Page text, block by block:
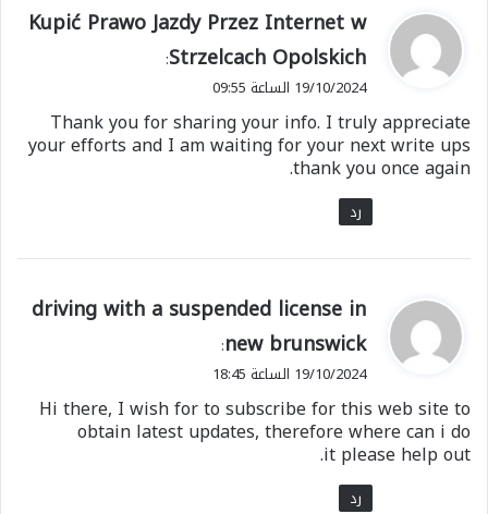
ي
ق
و
ل
Kupić Prawo Jazdy Przez Internet w
Strzelcach Opolskich
:
19/10/2024 الساعة 09:55
Thank you for sharing your info. I truly appreciate
your efforts and I am waiting for your next write ups
thank you once again.
رد
ي
ق
و
ل
driving with a suspended license in
new brunswick
:
19/10/2024 الساعة 18:45
Hi there, I wish for to subscribe for this web site to
obtain latest updates, therefore where can i do
it please help out.
رد